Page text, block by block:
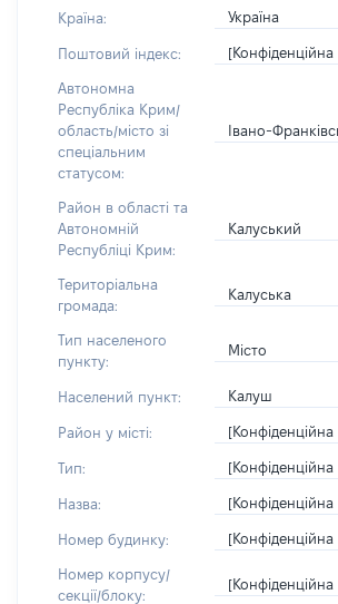
Країна: Україна
Поштовий індекс: [Конфіденційна
Автономна
Республіка Крим/
область/місто зі
спеціальним
статусом:
Івано-
Район в області та
Автономній
Республіці Крим:
Калуський
Територіальна
громада:
Калуська
Тип населеного
пункту:
Місто
Населений пункт: Калуш
Район у місті: [Конфіденційна
Тип: [Конфіденційна
Назва: [Конфіденційна
Номер будинку: [Конфіденційна
Номер корпусу/
секції/блоку:
[Конфіденційна